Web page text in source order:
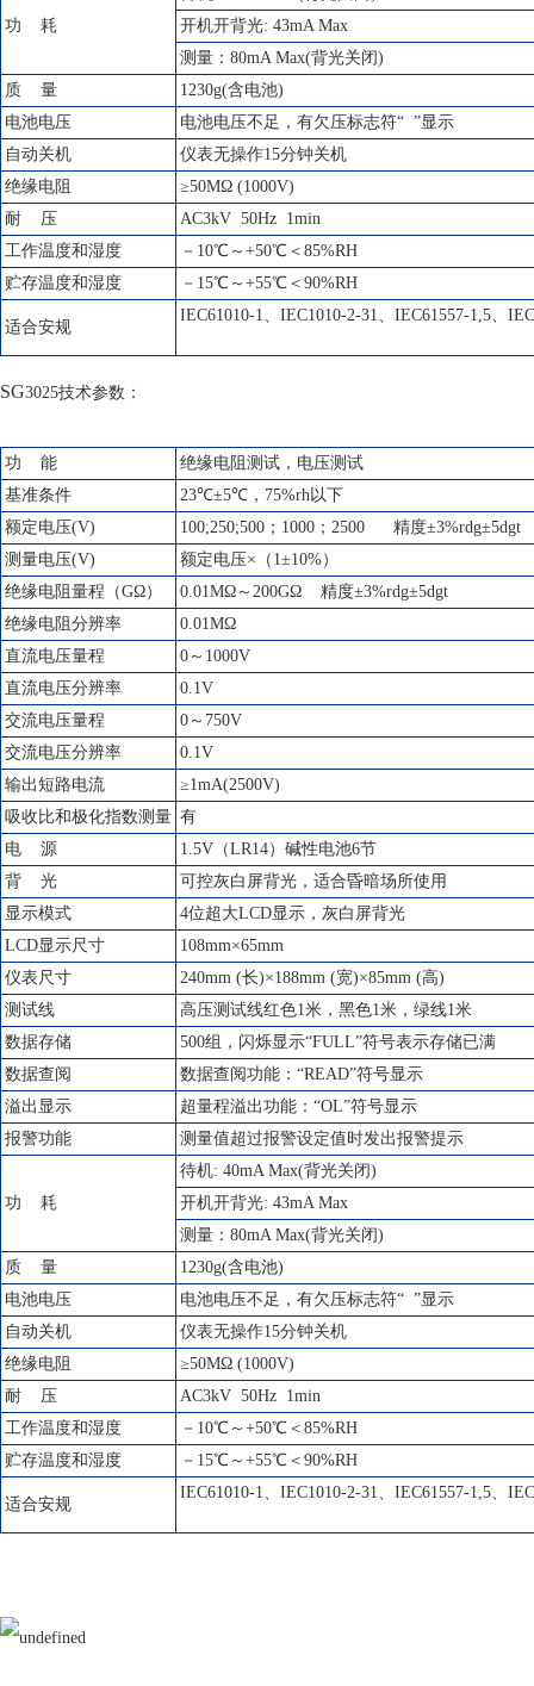
功 耗
开机开背光: 43mA Max
测量：80mA Max(背光关闭)
质 量
1230g(含电池)
电池电压
电池电压不足，有欠压标志符“ ”显示
自动关机
仪表无操作15分钟关机
绝缘电阻
≥50MΩ (1000V)
耐 压
AC3kV 50Hz 1min
工作温度和湿度
－10℃～+50℃＜85%RH
贮存温度和湿度
－15℃～+55℃＜90%RH
适合安规
IEC61010-1、IEC1010-2-31、IEC61557-1,5、
SG3025技术参数：
功 能
绝缘电阻测试，电压测试
基准条件
23℃±5℃，75%rh以下
额定电压(V)
100;250;500；1000；2500 精度±3%rdg±5dgt
测量电压(V)
额定电压×（1±10%）
绝缘电阻量程（GΩ）
0.01MΩ～200GΩ 精度±3%rdg±5dgt
绝缘电阻分辨率
0.01MΩ
直流电压量程
0～1000V
直流电压分辨率
0.1V
交流电压量程
0～750V
交流电压分辨率
0.1V
输出短路电流
≥1mA(2500V)
吸收比和极化指数测量 有
电 源
1.5V（LR14）碱性电池6节
背 光
可控灰白屏背光，适合昏暗场所使用
显示模式
4位超大LCD显示，灰白屏背光
LCD显示尺寸
108mm×65mm
仪表尺寸
240mm (长)×188mm (宽)×85mm (高)
测试线
高压测试线红色1米，黑色1米，绿线1米
数据存储
500组，闪烁显示“FULL”符号表示存储已满
数据查阅
数据查阅功能：“READ”符号显示
溢出显示
超量程溢出功能：“OL”符号显示
报警功能
测量值超过报警设定值时发出报警提示
功 耗
待机: 40mA Max(背光关闭)
开机开背光: 43mA Max
测量：80mA Max(背光关闭)
质 量
1230g(含电池)
电池电压
电池电压不足，有欠压标志符“ ”显示
自动关机
仪表无操作15分钟关机
绝缘电阻
≥50MΩ (1000V)
耐 压
AC3kV 50Hz 1min
工作温度和湿度
－10℃～+50℃＜85%RH
贮存温度和湿度
－15℃～+55℃＜90%RH
适合安规
IEC61010-1、IEC1010-2-31、IEC61557-1,5、